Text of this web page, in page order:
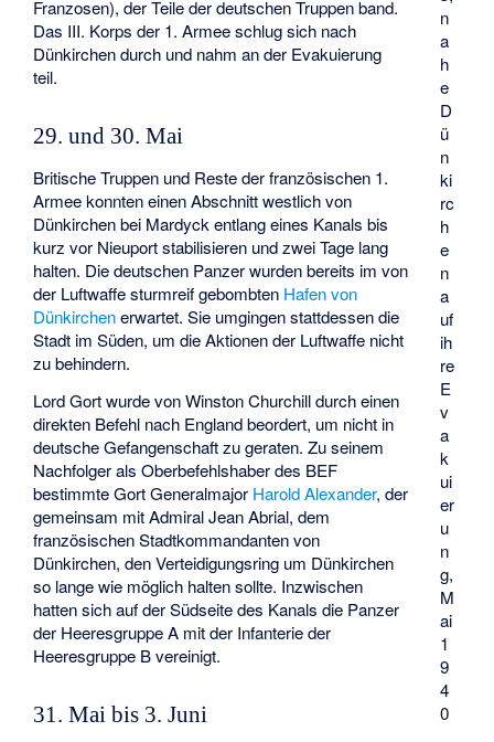
n
a
h
e
D
ü
n
ki
rc
h
e
n
a
uf
ih
re
E
v
a
k
ui
er
u
n
g,
M
ai
1
9
4
0
Franzosen), der Teile der deutschen Truppen band.
Das III. Korps der 1. Armee schlug sich nach
Dünkirchen durch und nahm an der Evakuierung
teil.
29. und 30. Mai
Britische Truppen und Reste der französischen 1.
Armee konnten einen Abschnitt westlich von
Dünkirchen bei Mardyck entlang eines Kanals bis
kurz vor Nieuport stabilisieren und zwei Tage lang
halten. Die deutschen Panzer wurden bereits im von
der Luftwaffe sturmreif gebombten Hafen von
Dünkirchenerwartet. Sie umgingen stattdessen die
Stadt im Süden, um die Aktionen der Luftwaffe nicht
zu behindern.
Lord Gort wurde von Winston Churchill durch einen
direkten Befehl nach England beordert, um nicht in
deutsche Gefangenschaft zu geraten. Zu seinem
Nachfolger als Oberbefehlshaber des BEF
bestimmte Gort Generalmajor Harold Alexander, der
gemeinsam mit Admiral Jean Abrial, dem
französischen Stadtkommandanten von
Dünkirchen, den Verteidigungsring um Dünkirchen
so lange wie möglich halten sollte. Inzwischen
hatten sich auf der Südseite des Kanals die Panzer
der Heeresgruppe A mit der Infanterie der
Heeresgruppe B vereinigt.
31. Mai bis 3. Juni